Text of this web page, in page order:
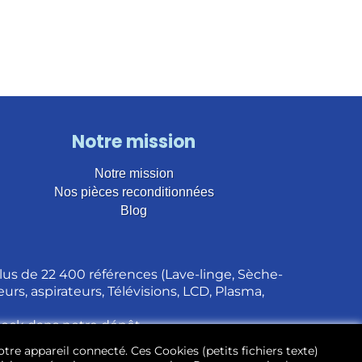
Notre mission
Notre mission
Nos pièces reconditionnées
Blog
de 22 400 références (Lave-linge, Sèche-
aspirateurs, Télévisions, LCD, Plasma,
dans notre dépôt.
appareil connecté. Ces Cookies (petits fichiers texte)